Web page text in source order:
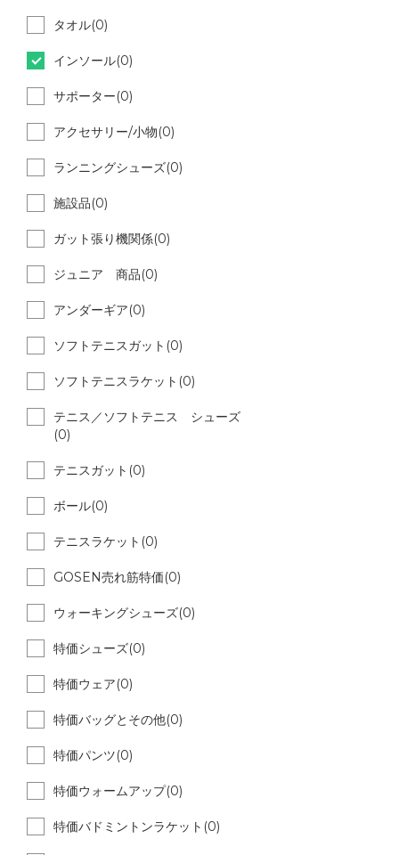
タオル(0)
インソール(0)
サポーター(0)
アクセサリー/小物(0)
ランニングシューズ(0)
施設品(0)
ガット張り機関係(0)
ジュニア 商品(0)
アンダーギア(0)
ソフトテニスガット(0)
ソフトテニスラケット(0)
テニス／ソフトテニス シューズ
(0)
テニスガット(0)
ボール(0)
テニスラケット(0)
GOSEN売れ筋特価(0)
ウォーキングシューズ(0)
特価シューズ(0)
特価ウェア(0)
特価バッグとその他(0)
特価パンツ(0)
特価ウォームアップ(0)
特価バドミントンラケット(0)